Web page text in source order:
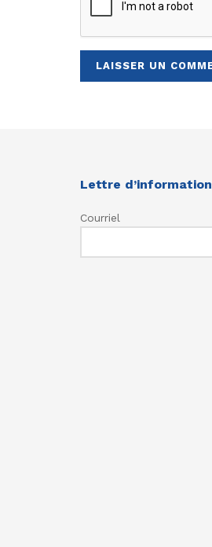
Lettre d’information
Courriel